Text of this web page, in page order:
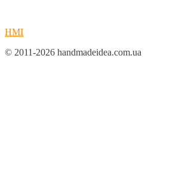
HMI
© 2011-2026 handmadeidea.com.ua